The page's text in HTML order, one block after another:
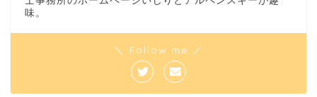
味。
＼ Follow me ／